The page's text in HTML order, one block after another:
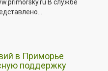
В службе
в Приморье
поддержку